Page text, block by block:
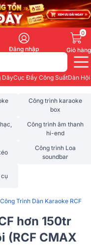
Đăng nhập
0
Giỏ hàng
DâyCục Đẩy Công SuấtDàn
Công trình karaoke
box
Công trình âm thanh
hi-end
Công trình Loa
soundbar
Công Trình Dàn Karaoke RCF
hơn 150tr
(RCF CMAX